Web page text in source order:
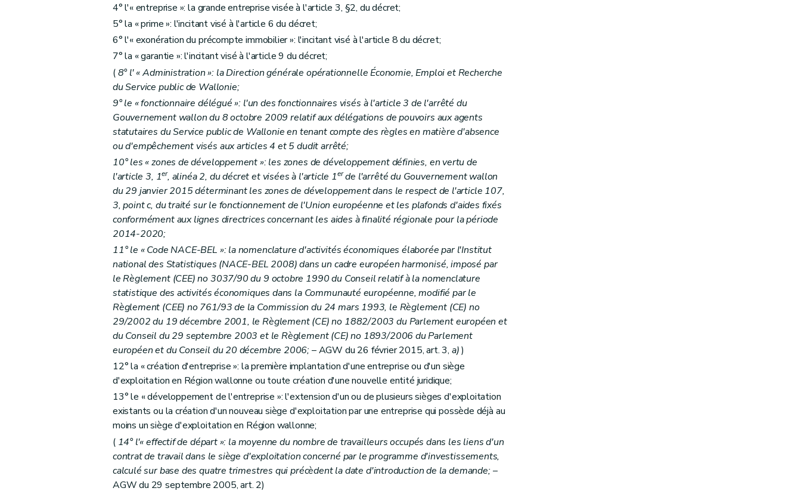
4° l'« entreprise »: la grande entreprise visée à l'article 3, §2, du décret;
5° la « prime »: l'incitant visé à l'article 6 du décret;
6° l'« exonération du précompte immobilier »: l'incitant visé à l'article 8 du décret;
7° la « garantie »: l'incitant visé à l'article 9 du décret;
(8° l' « Administration »: la Direction générale opérationnelle Économie, Emploi et Recherche
du Service public de Wallonie;
9° le « fonctionnaire délégué »: l'un des fonctionnaires visés à l'article 3 de l'arrêté du
Gouvernement wallon du 8 octobre 2009 relatif aux délégations de pouvoirs aux agents
statutaires du Service public de Wallonie en tenant compte des règles en matière d'absence
ou d'empêchement visés aux articles 4 et 5 dudit arrêté;
10° les « zones de développement »: les zones de développement définies, en vertu de
l'article 3, 1er, alinéa 2, du décret et visées à l'article 1erde l'arrêté du Gouvernement wallon
du 29 janvier 2015 déterminant les zones de développement dans le respect de l'article 107,
3, point c, du traité sur le fonctionnement de l'Union européenne et les plafonds d'aides fixés
conformément aux lignes directrices concernant les aides à finalité régionale pour la période
2014-2020;
11° le « Code NACE-BEL »: la nomenclature d'activités économiques élaborée par l'Institut
national des Statistiques (NACE-BEL 2008) dans un cadre européen harmonisé, imposé par
le Règlement (CEE) no 3037/90 du 9 octobre 1990 du Conseil relatif à la nomenclature
statistique des activités économiques dans la Communauté européenne, modifié par le
Règlement (CEE) no 761/93 de la Commission du 24 mars 1993, le Règlement (CE) no
29/2002 du 19 décembre 2001, le Règlement (CE) no 1882/2003 du Parlement européen et
du Conseil du 29 septembre 2003 et le Règlement (CE) no 1893/2006 du Parlement
européen et du Conseil du 20 décembre 2006;– AGW du 26 février 2015, art. 3, a))
12° la « création d'entreprise »: la première implantation d'une entreprise ou d'un siège
d'exploitation en Région wallonne ou toute création d'une nouvelle entité juridique;
13° le « développement de l'entreprise »: l'extension d'un ou de plusieurs sièges d'exploitation
existants ou la création d'un nouveau siège d'exploitation par une entreprise qui possède déjà au
moins un siège d'exploitation en Région wallonne;
( 14° l'« effectif de départ »: la moyenne du nombre de travailleurs occupés dans les liens d'un
contrat de travail dans le siège d'exploitation concerné par le programme d'investissements,
calculé sur base des quatre trimestres qui précèdent la date d'introduction de la demande;–
AGW du 29 septembre 2005, art. 2)